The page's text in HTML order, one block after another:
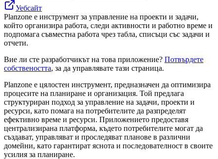
Уебсайт
Planzone е инструмент за управление на проекти и задачи,
който организира работа, следи активности и работно време и
подпомага съвместна работа чрез табла, списъци със задачи и
отчети.
Вие ли сте разработчикът на това приложение? Потвърдете
собствеността, за да управлявате тази страница.
Planzone е цялостен инструмент, предназначен да оптимизира
процесите на планиране и организация. Той предлага
структуриран подход за управление на задачи, проекти и
ресурси, като помага на потребителите да разпределят
ефективно време и ресурси. Приложението предоставя
централизирана платформа, където потребителите могат да
създават, управляват и проследяват планове в различни
домейни, като гарантират яснота и последователност в своите
усилия за планиране.